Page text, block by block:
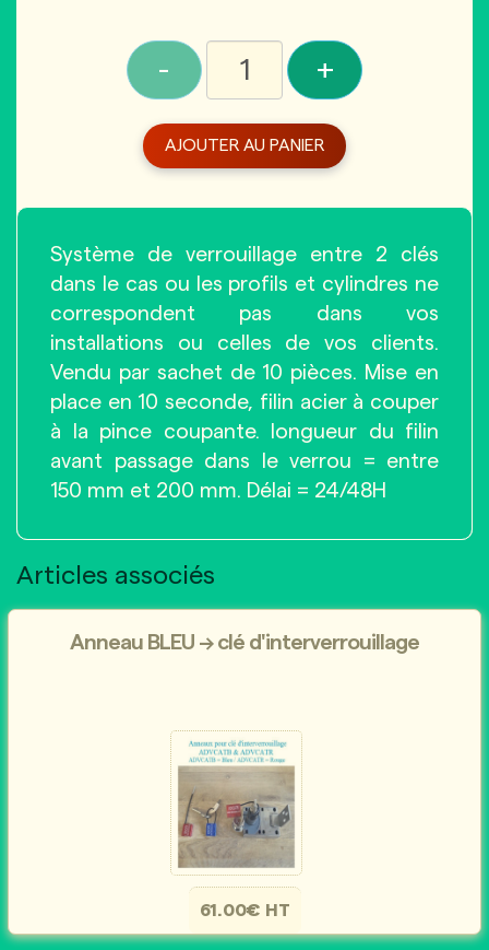
- +
AJOUTER AU PANIER
Système de verrouillage entre 2 clés
dans le cas ou les profils et cylindres ne
correspondent pas dans vos
installations ou celles de vos clients.
Vendu par sachet de 10 pièces. Mise en
place en 10 seconde, filin acier à couper
à la pince coupante. longueur du filin
avant passage dans le verrou = entre
150 mm et 200 mm. Délai = 24/48H
Articles associés
Anneau BLEU → clé d'interverrouillage
61.00€ HT